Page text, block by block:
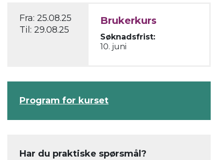
Fra: 25.08.25
Til: 29.08.25
Brukerkurs
Søknadsfrist:
10. juni
Program for kurset
Har du praktiske spørsmål?